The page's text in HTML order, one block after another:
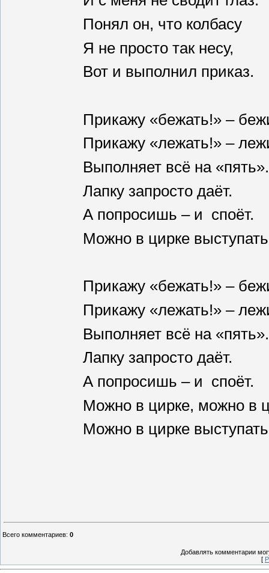
Понял он, что колбасу
Я не просто так несу,
Вот и выполнил приказ.
Прикажу «бежать!» –
Прикажу «лежать!» –
Выполняет всё на «пять».
Лапку запросто даёт.
А попросишь – и споёт.
Можно в цирке
Прикажу «бежать!» –
Прикажу «лежать!» –
Выполняет всё на «пять».
Лапку запросто даёт.
А попросишь – и споёт.
Можно в цирке, можно в
Можно в цирке
Всего комментариев: 0
Добавлять комментарии
[